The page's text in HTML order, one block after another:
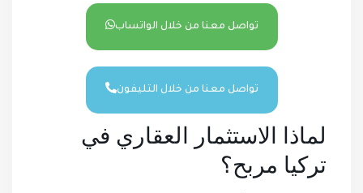
تواصل معنا من خلال الواتساب
تواصل معنا من خلال التليفون
لماذا الاستثمار العقاري في
تركيا مربح؟